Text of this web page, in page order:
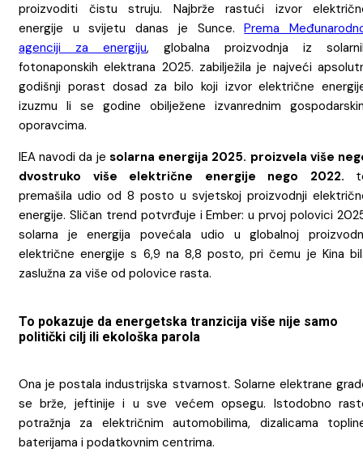
proizvoditi čistu struju. Najbrže rastući izvor
energije u svijetu danas je Sunce.Prema
agenciji za energiju, globalna proizvodnja iz
fotonaponskih elektrana 2025. zabilježila je najveći
godišnji porast dosad za bilo koji izvor električne
izuzmu li se godine obilježene izvanrednim
oporavcima.
IEA navodi da je solarna energija 2025. proizvela više
dvostruko više električne energije nego 2022.
premašila udio od 8 posto u svjetskoj proizvodnji
energije. Sličan trend potvrđuje i Ember: u prvoj polovici
solarna je energija povećala udio u globalnoj
električne energije s 6,9 na 8,8 posto, pri čemu je Kina
zaslužna za više od polovice rasta.
To pokazuje da energetska tranzicija više nije samo
politički cilj ili ekološka parola
Ona je postala industrijska stvarnost. Solarne elektrane
se brže, jeftinije i u sve većem opsegu. Istodobno
potražnja za električnim automobilima, dizalicama
baterijama i podatkovnim centrima.